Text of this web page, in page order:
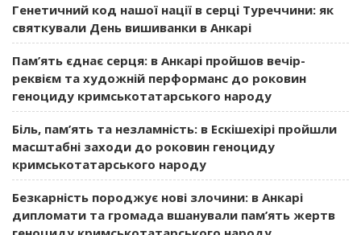
Генетичний код нашої нації в серці Туреччини: як
святкували День вишиванки в Анкарі
Пам’ять єднає серця: в Анкарі пройшов вечір-
реквієм та художній перформанс до роковин
геноциду кримськотатарського народу
Біль, пам’ять та незламність: в Ескішехірі пройшли
масштабні заходи до роковин геноциду
кримськотатарського народу
Безкарність породжує нові злочини: в Анкарі
дипломати та громада вшанували пам’ять жертв